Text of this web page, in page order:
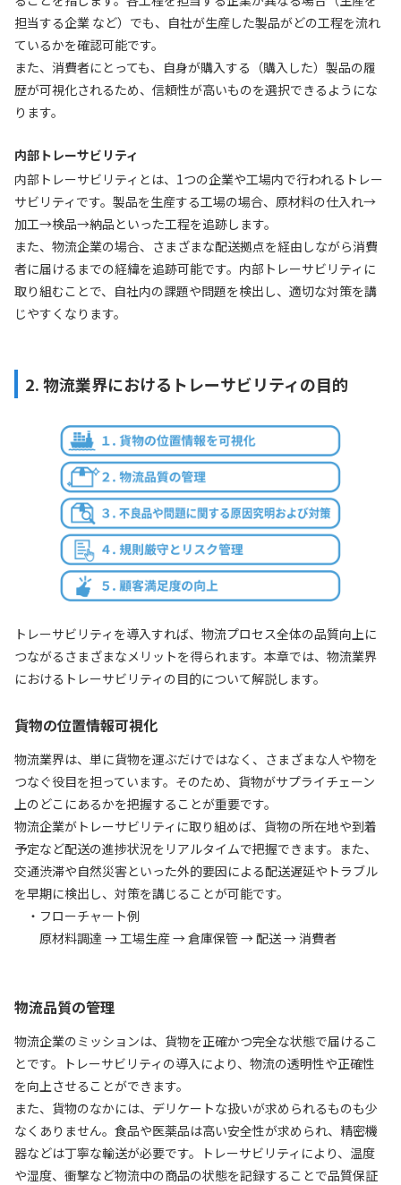
担当する企業 など）でも、自社が生産した製品がどの工程を流れ
ているかを確認可能です。
また、消費者にとっても、自身が購入する（購入した）製品の履
歴が可視化されるため、信頼性が高いものを選択できるようにな
ります。
内部トレーサビリティ
内部トレーサビリティとは、1つの企業や工場内で行われるトレー
サビリティです。製品を生産する工場の場合、原材料の仕入れ→
加工→検品→納品といった工程を追跡します。
また、物流企業の場合、さまざまな配送拠点を経由しながら消費
者に届けるまでの経緯を追跡可能です。内部トレーサビリティに
取り組むことで、自社内の課題や問題を検出し、適切な対策を講
じやすくなります。
2. 物流業界におけるトレーサビリティの目的
トレーサビリティを導入すれば、物流プロセス全体の品質向上に
つながるさまざまなメリットを得られます。本章では、物流業界
におけるトレーサビリティの目的について解説します。
貨物の位置情報可視化
物流業界は、単に貨物を運ぶだけではなく、さまざまな人や物を
つなぐ役目を担っています。そのため、貨物がサプライチェーン
上のどこにあるかを把握することが重要です。
物流企業がトレーサビリティに取り組めば、貨物の所在地や到着
予定など配送の進捗状況をリアルタイムで把握できます。また、
交通渋滞や自然災害といった外的要因による配送遅延やトラブル
を早期に検出し、対策を講じることが可能です。
・フローチャート例
原材料調達 → 工場生産 → 倉庫保管 → 配送 → 消費者
物流品質の管理
物流企業のミッションは、貨物を正確かつ完全な状態で届けるこ
とです。トレーサビリティの導入により、物流の透明性や正確性
を向上させることができます。
また、貨物のなかには、デリケートな扱いが求められるものも少
なくありません。食品や医薬品は高い安全性が求められ、精密機
器などは丁寧な輸送が必要です。トレーサビリティにより、温度
や湿度、衝撃など物流中の商品の状態を記録することで品質保証